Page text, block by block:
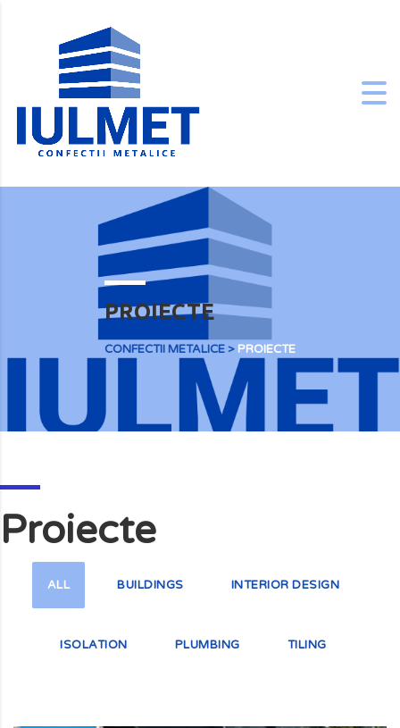
PROIECTE
CONFECTII METALICE> PROIECTE
Proiecte
ALL BUILDINGS INTERIOR DESIGN
ISOLATION PLUMBING TILING